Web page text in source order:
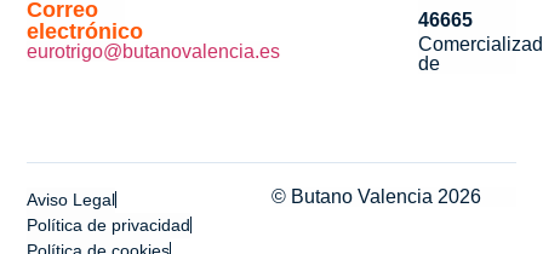
Correo
electrónico
eurotrigo@butanovalencia.es
46665
de
Aviso Legal
Política de privacidad
Política de cookies
© Butano Valencia 2026